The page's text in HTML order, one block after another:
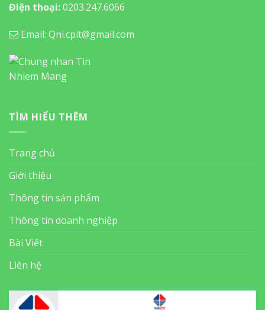
Điện thoại:0203.247.6066
Email: Qni.cpit@gmail.com
TÌM HIỂU THÊM
Trang chủ
Giới thiệu
Thông tin sản phẩm
Thông tin doanh nghiệp
Bài Viết
Liên hệ